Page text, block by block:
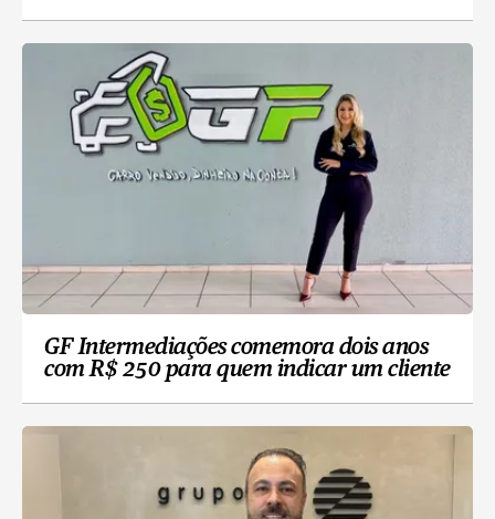
GF Intermediações comemora dois anos
com R$ 250 para quem indicar um cliente